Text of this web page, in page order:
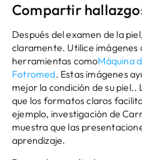
Compartir
Después del examen de la
claramente. Utilice imágenes
herramientas comoMáquina
Fotromed. Estas imágenes
mejor la condición de su
que los formatos claros
ejemplo, investigación de
muestra que las
aprendizaje.